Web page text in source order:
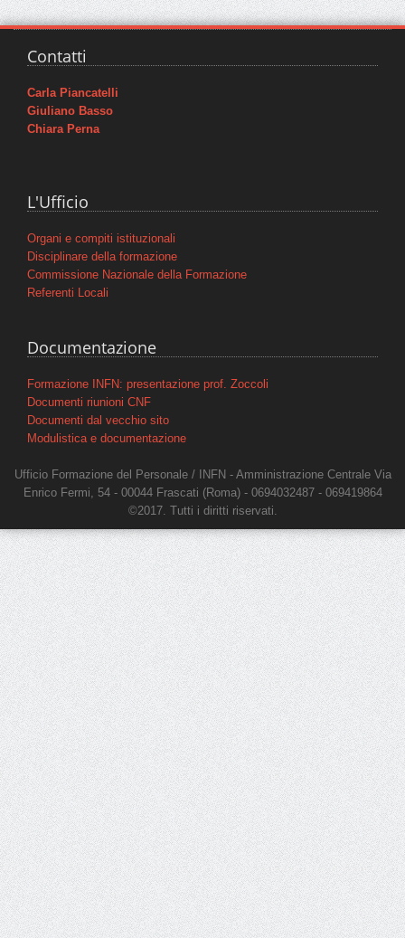
Contatti
Carla Piancatelli
Giuliano Basso
Chiara Perna
L'Ufficio
Organi e compiti istituzionali
Disciplinare della formazione
Commissione Nazionale della Formazione
Referenti Locali
Documentazione
Formazione INFN: presentazione prof. Zoccoli
Documenti riunioni CNF
Documenti dal vecchio sito
Modulistica e documentazione
Ufficio Formazione del Personale / INFN - Amministrazione Centrale Via
Enrico Fermi, 54 - 00044 Frascati (Roma) - 0694032487 - 069419864
©2017. Tutti i diritti riservati.